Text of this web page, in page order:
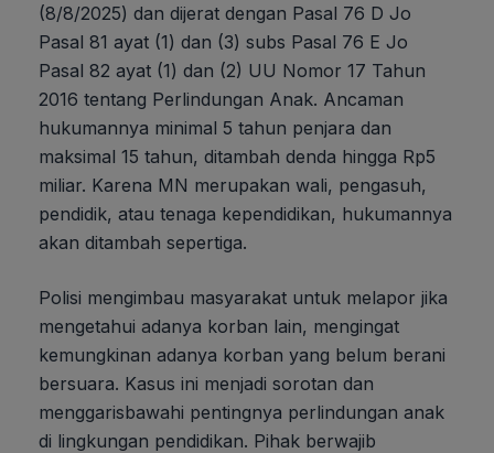
(8/8/2025) dan dijerat dengan Pasal 76 D Jo
Pasal 81 ayat (1) dan (3) subs Pasal 76 E Jo
Pasal 82 ayat (1) dan (2) UU Nomor 17 Tahun
2016 tentang Perlindungan Anak. Ancaman
hukumannya minimal 5 tahun penjara dan
maksimal 15 tahun, ditambah denda hingga Rp5
miliar. Karena MN merupakan wali, pengasuh,
pendidik, atau tenaga kependidikan, hukumannya
akan ditambah sepertiga.
Polisi mengimbau masyarakat untuk melapor jika
mengetahui adanya korban lain, mengingat
kemungkinan adanya korban yang belum berani
bersuara. Kasus ini menjadi sorotan dan
menggarisbawahi pentingnya perlindungan anak
di lingkungan pendidikan. Pihak berwajib